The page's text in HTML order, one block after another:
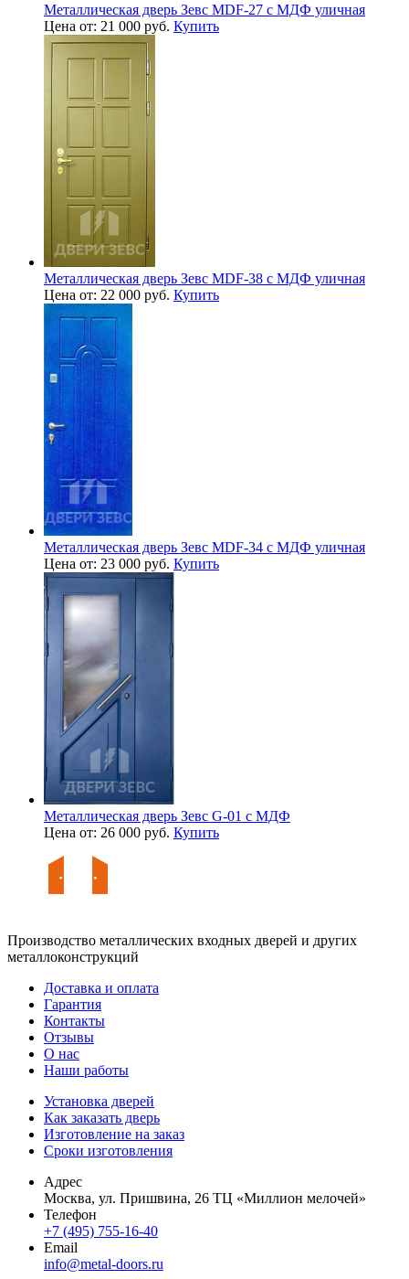
Металлическая дверь Зевс MDF-27 с МДФ уличная
Цена от: 21 000 руб. Купить
Металлическая дверь Зевс MDF-38 с МДФ уличная
Цена от: 22 000 руб. Купить
Металлическая дверь Зевс MDF-34 с МДФ уличная
Цена от: 23 000 руб. Купить
Металлическая дверь Зевс G-01 с МДФ
Цена от: 26 000 руб. Купить
Производство металлических входных дверей и других
металлоконструкций
Доставка и оплата
Гарантия
Контакты
Отзывы
О нас
Наши работы
Установка дверей
Как заказать дверь
Изготовление на заказ
Сроки изготовления
Адрес
Москва, ул. Пришвина, 26 ТЦ «Миллион мелочей»
Телефон
+7 (495) 755-16-40
Email
info@metal-doors.ru